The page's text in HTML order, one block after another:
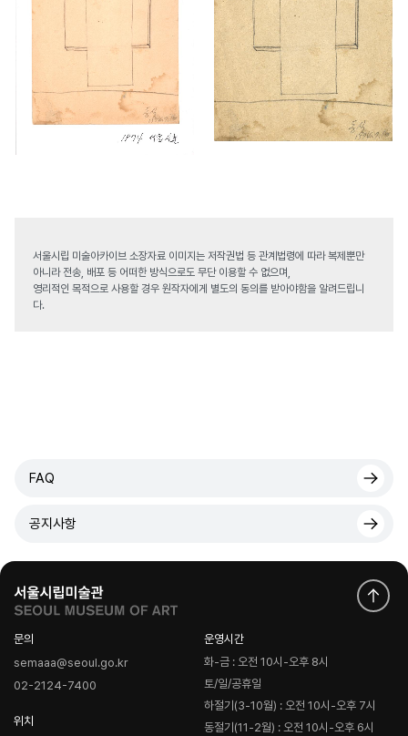
서울시립 미술아카이브 소장자료 이미지는 저작권법 등 관계법령에 따라 복제뿐만
아니라 전송, 배포 등 어떠한 방식으로도 무단 이용할 수 없으며,
영리적인 목적으로 사용할 경우 원작자에게 별도의 동의를 받아야함을 알려드립니
다.
FAQ
공지사항
문의
semaaa@seoul.go.kr
02-2124-7400
위치
운영시간
화-금 : 오전 10시-오후 8시
토/일/공휴일
하절기(3-10월) : 오전 10시-오후 7시
동절기(11-2월) : 오전 10시-오후 6시